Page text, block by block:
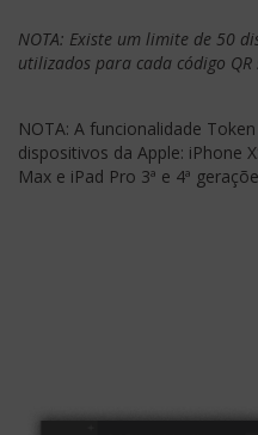
NOTA: Existe um limite de 50
utilizados para cada código QR
NOTA: A funcionalidade
dispositivos da Apple: iPhone
Max e iPad Pro 3ª e 4ª